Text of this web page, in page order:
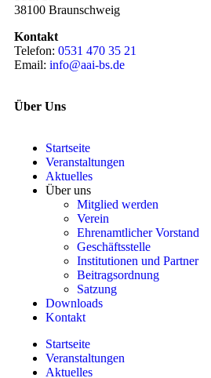
38100 Braunschweig
Kontakt
Telefon: 0531 470 35 21
Email: info@aai-bs.de
Über Uns
Startseite
Veranstaltungen
Aktuelles
Über uns
Mitglied werden
Verein
Ehrenamtlicher Vorstand
Geschäftsstelle
Institutionen und Partner
Beitragsordnung
Satzung
Downloads
Kontakt
Startseite
Veranstaltungen
Aktuelles